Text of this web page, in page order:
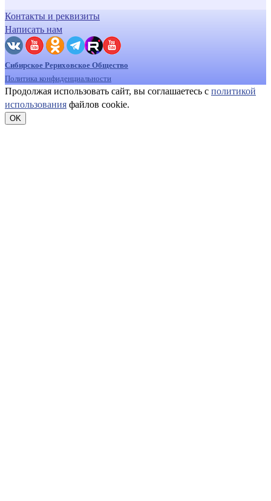
Контакты и реквизиты
Написать нам
Сибирское Рериховское Общество
Политика конфиденциальности
Продолжая использовать сайт, вы соглашаетесь с политикой
использования файлов cookie.
OK